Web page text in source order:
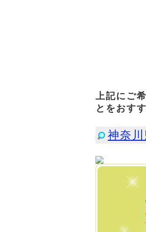
上記にご
とをおす
神奈